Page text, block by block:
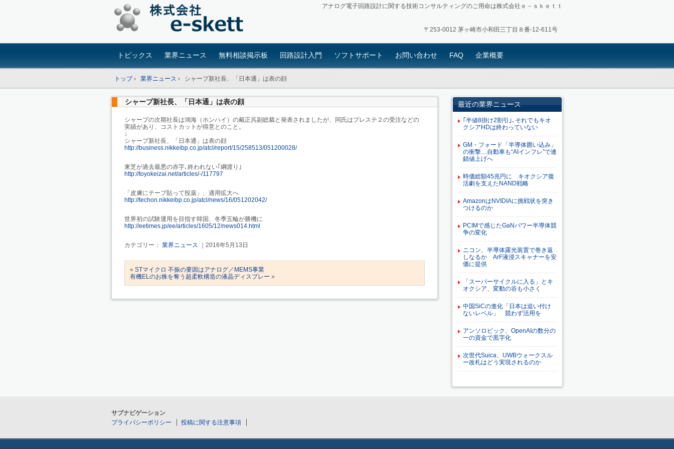
アナログ電子回路設計に関する技術コンサルティングのご用命は株式会社ｅ－ｓｋｅｔｔ
〒253-0012 茅ヶ崎市小和田三丁目８番-12-611号
トピックス 業界ニュース 無料相談掲示板 回路設計入門 ソフトサポート お問い合わせ FAQ 企業概要
トップ› 業界ニュース› シャープ新社長、「日本通」は表の顔
シャープ新社長、「日本通」は表の顔
シャープの次期社長は鴻海（ホンハイ）の戴正呉副総裁と発表されましたが、同氏はプレステ２の受注などの
実績があり、コストカットが得意とのこと。
↓
シャープ新社長、「日本通」は表の顔
http://business.nikkeibp.co.jp/atcl/report/15/258513/051200028/
東芝が過去最悪の赤字､終われない｢綱渡り｣
http://toyokeizai.net/articles/-/117797
「皮膚にテープ貼って投薬」、適用拡大へ
http://techon.nikkeibp.co.jp/atcl/news/16/051202042/
世界初の試験運用を目指す韓国、冬季五輪が勝機に
http://eetimes.jp/ee/articles/1605/12/news014.html
カテゴリー： 業界ニュース ｜2016年5月13日
« STマイクロ 不振の要因はアナログ／MEMS事業
有機ELのお株を奪う超柔軟構造の液晶ディスプレー »
最近の業界ニュース
｢半値8掛け2割引｣､それでもキオ
クシアHDは終わっていない
GM・フォード「半導体囲い込み」
の衝撃…自動車も“AIインフレ”で連
鎖値上げへ
時価総額45兆円に キオクシア復
活劇を支えたNAND戦略
AmazonはNVIDIAに挑戦状を突き
つけるのか
PCIMで感じたGaNパワー半導体競
争の変化
ニコン、半導体露光装置で巻き返
しなるか ArF液浸スキャナーを安
価に提供
「スーパーサイクルに入る」とキ
オクシア、変動の谷も小さく
中国SiCの進化「日本は追い付け
ないレベル」 競わず活用を
アンソロピック、OpenAIの数分の
一の資金で黒字化
次世代Suica、UWBウォークスル
ー改札はどう実現されるのか
サブナビゲーション
プライバシーポリシー
投稿に関する注意事項